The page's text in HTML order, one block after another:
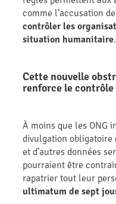
comme l’accusation
contrôler les
situation humanitaire.
Cette nouvelle
renforce le
À moins que les ONG
divulgation obligatoire
et d’autres données
pourraient être
rapatrier tout leur
ultimatum de sept